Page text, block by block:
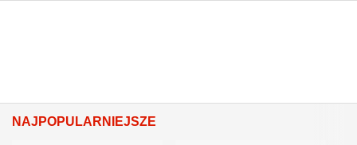
NAJPOPULARNIEJSZE